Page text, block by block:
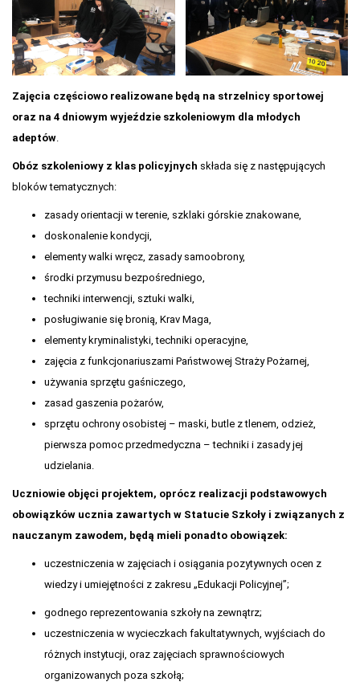
Zajęcia częściowo realizowane będą na strzelnicy sportowej
oraz na 4 dniowym wyjeździe szkoleniowym dla młodych
adeptów
Obóz szkoleniowy z klas policyjnych składa się z następujących
bloków tematycznych:
zasady orientacji w terenie, szklaki górskie znakowane,
doskonalenie kondycji,
elementy walki wręcz, zasady samoobrony,
środki przymusu bezpośredniego,
techniki interwencji, sztuki walki,
posługiwanie się bronią, Krav Maga,
elementy kryminalistyki, techniki operacyjne,
zajęcia z funkcjonariuszami Państwowej Straży Pożarnej,
używania sprzętu gaśniczego,
zasad gaszenia pożarów,
sprzętu ochrony osobistej – maski, butle z tlenem, odzież,
pierwsza pomoc przedmedyczna – techniki i zasady jej
udzielania.
Uczniowie objęci projektem, oprócz realizacji podstawowych
obowiązków ucznia zawartych w Statucie Szkoły i związanych z
nauczanym zawodem, będą mieli ponadto obowiązek:
uczestniczenia w zajęciach i osiągania pozytywnych ocen z
wiedzy i umiejętności z zakresu „Edukacji Policyjnej”;
godnego reprezentowania szkoły na zewnątrz;
uczestniczenia w wycieczkach fakultatywnych, wyjściach do
różnych instytucji, oraz zajęciach sprawnościowych
organizowanych poza szkołą;